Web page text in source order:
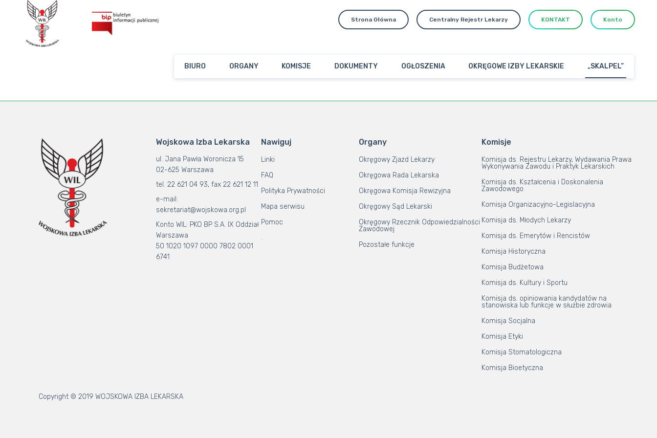
Strona Główna Centralny Rejestr Lekarzy KONTAKT Konto
BIURO ORGANY KOMISJE DOKUMENTY OGŁOSZENIA OKRĘGOWE IZBY LEKARSKIE „SKALPEL”
Wojskowa Izba Lekarska
ul. Jana Pawła Woronicza 15
02-625 Warszawa
tel. 22 621 04 93, fax 22 621 12 11
e-mail:
sekretariat@wojskowa.org.pl
Konto WIL: PKO BP S.A. IX Oddział
Warszawa
50 1020 1097 0000 7802 0001
6741
Nawiguj
Linki
FAQ
Polityka Prywatności
Mapa serwisu
Pomoc
.
Organy
Okręgowy Zjazd Lekarzy
Okręgowa Rada Lekarska
Okręgowa Komisja Rewizyjna
Okręgowy Sąd Lekarski
Okręgowy Rzecznik Odpowiedzialności
Zawodowej
Pozostałe funkcje
Komisje
Komisja ds. Rejestru Lekarzy, Wydawania Prawa
Wykonywania Zawodu i Praktyk Lekarskich
Komisja ds. Kształcenia i Doskonalenia
Zawodowego
Komisja Organizacyjno-Legislacyjna
Komisja ds. Młodych Lekarzy
Komisja ds. Emerytów i Rencistów
Komisja Historyczna
Komisja Budżetowa
Komisja ds. Kultury i Sportu
Komisja ds. opiniowania kandydatów na
stanowiska lub funkcje w służbie zdrowia
Komisja Socjalna
Komisja Etyki
Komisja Stomatologiczna
Komisja Bioetyczna
Copyright © 2019 WOJSKOWA IZBA LEKARSKA